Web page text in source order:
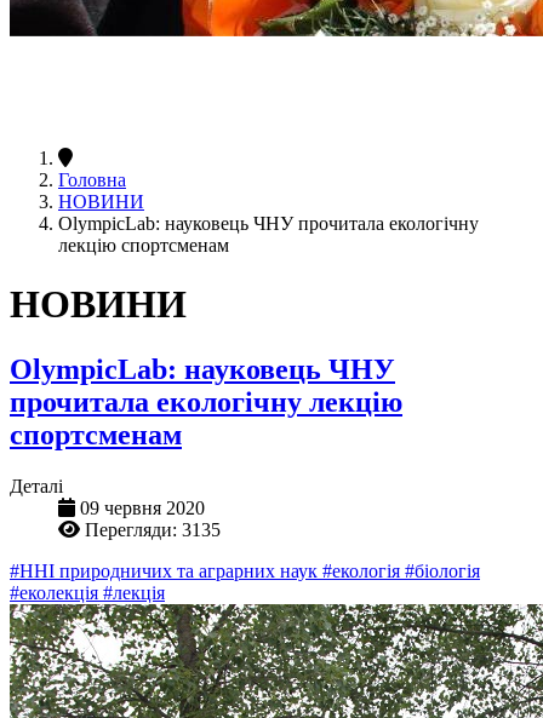
Головна
НОВИНИ
OlympicLab: науковець ЧНУ прочитала екологічну
лекцію спортсменам
НОВИНИ
OlympicLab: науковець ЧНУ
прочитала екологічну лекцію
спортсменам
Деталі
09 червня 2020
Перегляди: 3135
#ННІ природничих та аграрних наук #екологія #біологія
#еколекція #лекція